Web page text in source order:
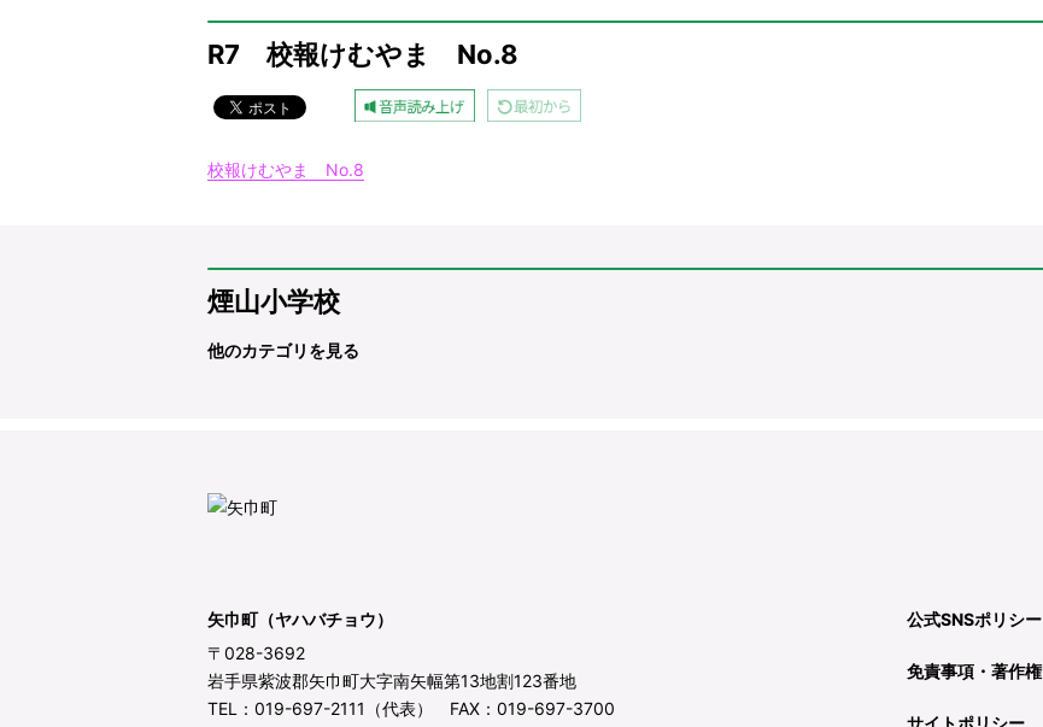
R7 校報けむやま No.8
校報けむやま No.8
煙山小学校
他のカテゴリを見る
矢巾町（ヤハバチョウ）
〒028-3692
岩手県紫波郡矢巾町大字南矢幅第13地割123番地
TEL：019-697-2111（代表） FAX：019-697-3700
公式SNSポリシー
免責事項・著作権
サイトポリシー